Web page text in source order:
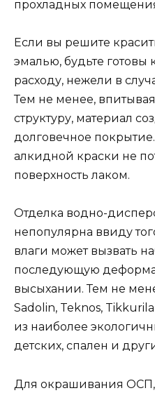
прохладных
Если вы решите
эмалью, будьте готовы
расходу, нежели в
Тем не менее,
структуру, материал
долговечное
алкидной краски не
поверхность лаком.
Отделка водно-
непопулярна ввиду
влаги может вызвать
последующую
высыхании. Тем не
Sadolin, Teknos,
из наиболее
детских, спален и
Для окрашивания ОСП,